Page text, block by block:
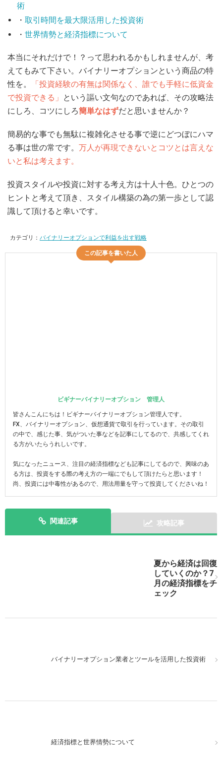
術
・ 取引時間を最大限活用した投資術
・ 世界情勢と経済指標について
本当にそれだけで！？って思われるかもしれませんが、考
えてもみて下さい。バイナリーオプションという商品の特
性を。
「投資経験の有無は関係なく、誰でも手軽に低資金
で投資できる」 という謳い文句なのであれば、その攻略法
にしろ、コツにしろ簡単なはずだと思いませんか？
簡易的な事でも無駄に複雑化させる事で逆にどつぼにハマ
る事は世の常です。 万人が再現できないとコツとは言えな
いと私は考えます。
投資スタイルや投資に対する考え方は十人十色。ひとつの
ヒントと考えて頂き、スタイル構築の為の第一歩として認
識して頂けると幸いです。
カテゴリ： バイナリーオプションで利益を出す戦略
この記事を書いた人
ビギナーバイナリーオプション 管理人
皆さんこんにちは！ビギナーバイナリーオプション管理人です。
FX、バイナリーオプション、仮想通貨で取引を行っています。その取引
の中で、感じた事、気がついた事などを記事にしてるので、共感してくれ
る方がいたらうれしいです。
気になったニュース、注目の経済指標なども記事にしてるので、興味のあ
る方は、投資をする際の考え方の一端にでもして頂けたらと思います！
尚、投資には中毒性があるので、用法用量を守って投資してくださいね！
関連記事 攻略記事
夏から経済は回復
していくのか？7
月の経済指標をチ
ェック
バイナリーオプション業者とツールを活用した投資術
経済指標と世界情勢について